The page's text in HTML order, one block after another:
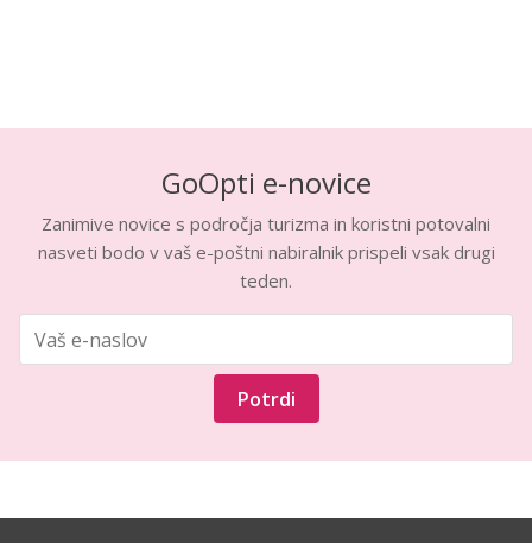
GoOpti e-novice
Zanimive novice s področja turizma in koristni potovalni
nasveti bodo v vaš e-poštni nabiralnik prispeli vsak drugi
teden.
Potrdi